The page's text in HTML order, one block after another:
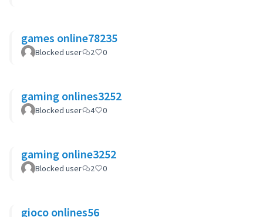
games online78235
Blocked user 2 0
gaming onlines3252
Blocked user 4 0
gaming online3252
Blocked user 2 0
gioco onlines56